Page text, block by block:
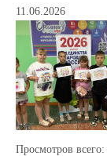
11.06.2026
Просмотров всего: